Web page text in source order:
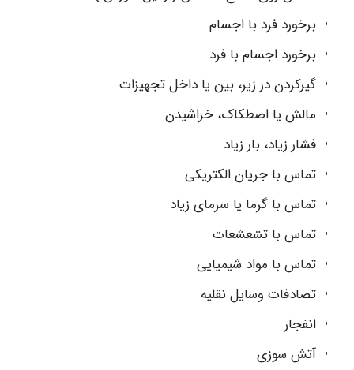
برخورد فرد با اجسام
برخورد اجسام با فرد
گیرکردن در زیر، بین یا داخل تجهیزات
مالش یا اصطکاک، خراشیدن
فشار زیاد، بار زیاد
تماس با جریان الکتریکی
تماس با گرما یا سرمای زیاد
تماس با تشعشعات
تماس با مواد شیمیایی
تصادفات وسایل نقلیه
انفجار
آتش سوزی